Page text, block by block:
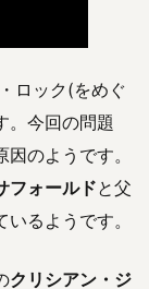
ロック(をめぐ
。今回の問題
のようです。
フォールドと父
いるようです。
クリシアン・ジ